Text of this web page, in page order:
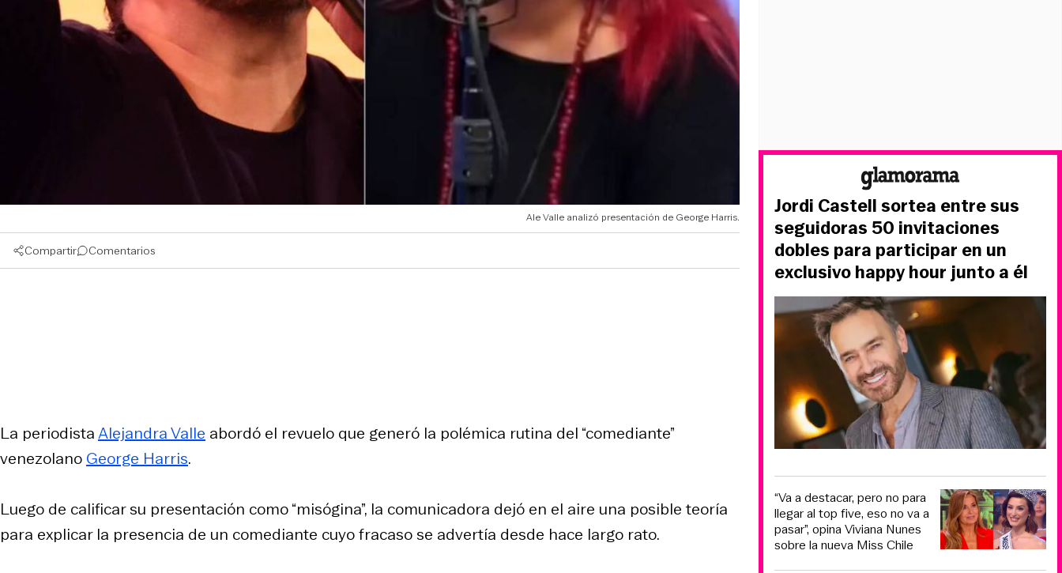
Ale Valle analizó presentación de George Harris.
Compartir Comentarios
La periodistaAlejandra Valle abordó el revuelo que generó la polémica rutina del “comediante”
venezolano George Harris.
Luego de calificar su presentación como “misógina”, la comunicadora dejó en el aire una posible teoría
para explicar la presencia de un comediante cuyo fracaso se advertía desde hace largo rato.
Jordi Castell sortea entre sus
seguidoras 50 invitaciones
dobles para participar en un
exclusivo happy hour junto a él
“Va a destacar, pero no para
llegar al top five, eso no va a
pasar”, opina Viviana Nunes
sobre la nueva Miss Chile